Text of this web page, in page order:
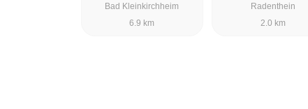
Bad Kleinkirchheim
6.9 km
Radenthein
2.0 km